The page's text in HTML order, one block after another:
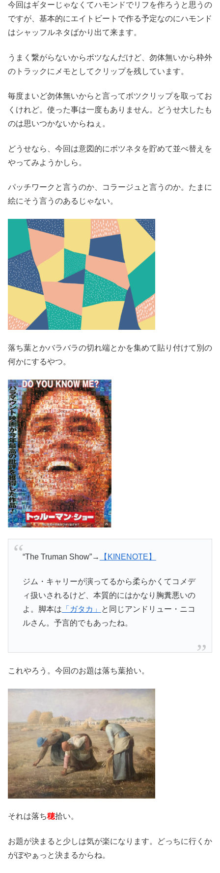
今回はギターじゃなくてハモンドでリフを作ろうと思うの
ですが、基本的にエイトビートで作る予定なのにハモンド
はシャッフルネタばかり出て来ます。
うまく繋がらないからボツなんだけど、勿体無いから枠外
のトラックにメモとしてクリップを残しています。
毎度まいど勿体無いからと言ってボツクリップを取ってお
くけれど。使った事は一度もありません。どうせ大したも
のは思いつかないからねぇ。
どうせなら、今回は意図的にボツネタを貯めて並べ替えを
やってみようかしら。
パッチワークと言うのか、コラージュと言うのか。たまに
絵にそう言うのあるじゃない。
落ち葉とかバラバラの切れ端とかを集めて貼り付けて別の
何かにするやつ。
“The Truman Show”→ 【KINENOTE】
ジム・キャリーが演ってるから柔らかくてコメデ
ィ扱いされるけど、本質的にはかなり胸糞悪いの
よ。脚本は 「ガタカ」
と同じアンドリュー・ニコ
ルさん。予言的でもあったね。
これやろう。今回のお題は落ち葉拾い。
それは落ち穂拾い。
お題が決まると少しは気が楽になります。どっちに行くか
がぼやぁっと決まるからね。